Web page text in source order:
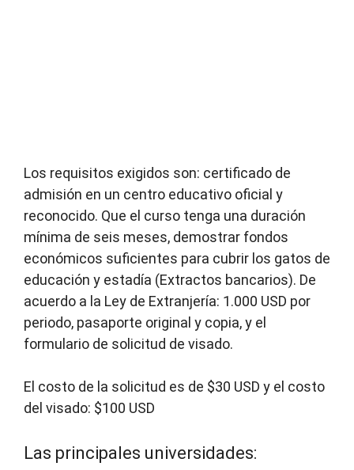
Los requisitos exigidos son: certificado de
admisión en un centro educativo oficial y
reconocido. Que el curso tenga una duración
mínima de seis meses, demostrar fondos
económicos suficientes para cubrir los gatos de
educación y estadía (Extractos bancarios). De
acuerdo a la Ley de Extranjería: 1.000 USD por
periodo, pasaporte original y copia, y el
formulario de solicitud de visado.
El costo de la solicitud es de $30 USD y el costo
del visado: $100 USD
Las principales universidades: